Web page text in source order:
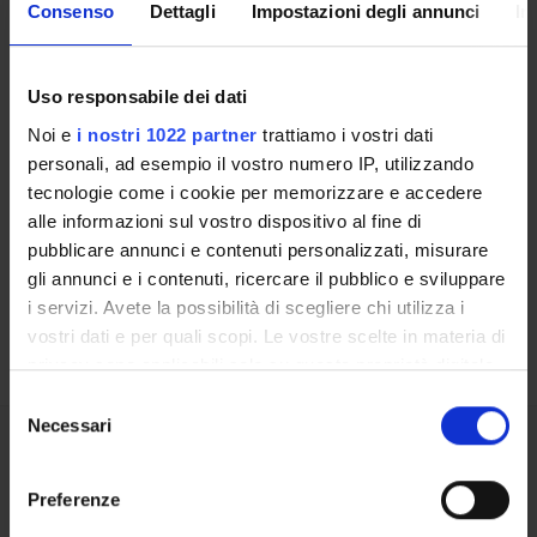
Consenso Dettagli Impostazioni degli annunci
Uso responsabile dei dati
Noi e i nostri 1022 partner trattiamo i vostri dati
personali, ad esempio il vostro numero IP, utilizzando
tecnologie come i cookie per memorizzare e accedere
alle informazioni sul vostro dispositivo al fine di
pubblicare annunci e contenuti personalizzati, misurare
gli annunci e i contenuti, ricercare il pubblico e sviluppare
i servizi. Avete la possibilità di scegliere chi utilizza i
vostri dati e per quali scopi. Le vostre scelte in materia di
privacy sono applicabili solo su questa proprietà digitale
modificare o revocare il proprio consenso in qualsiasi
momento dalla Dichiarazione sui cookie o facendo clic
delNecessari
Preferenze
Address***
Contacts
People
Places
Calendar